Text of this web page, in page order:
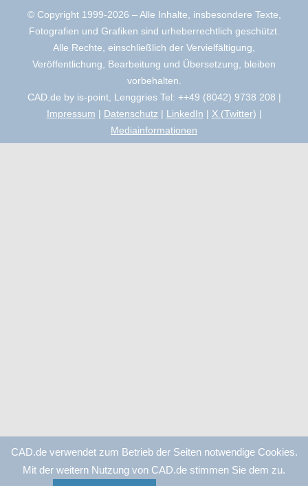
© Copyright 1999-2026 – Alle Inhalte, insbesondere Texte,
Fotografien und Grafiken sind urheberrechtlich geschützt.
Alle Rechte, einschließlich der Vervielfältigung,
Veröffentlichung, Bearbeitung und Übersetzung, bleiben
vorbehalten.
CAD.de by is-point, Lenggries Tel: ++49 (8042) 9738 208 |
Impressum | Datenschutz | LinkedIn | X (Twitter) |
Mediainformationen
CAD.de verwendet zum Betrieb der Seiten notwendige Cookies.
Mit der weitern Nutzung von CAD.de stimmen Sie dem zu.